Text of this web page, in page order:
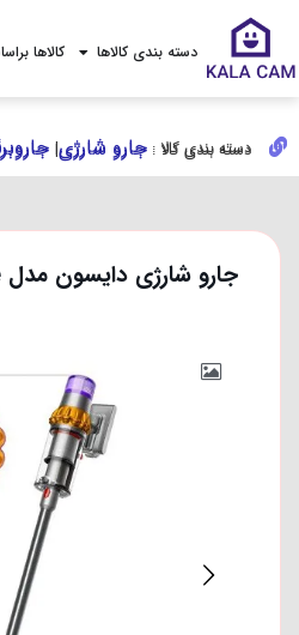
دسته بندی کالاها کالاها
دسته بندی کالا : جارو شارژی| دسته بندی کالا : جارو شارژی|
جارو شارژی دایسون مدل V15 Detect absoluteارسال فوری